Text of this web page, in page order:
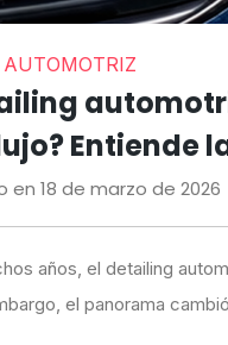
Entiende
en 18 de marzo de 2026
años, el detailing
el panorama